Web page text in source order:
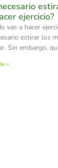
ejercicio?
vas a hacer
estirar los
Sin embargo,
»